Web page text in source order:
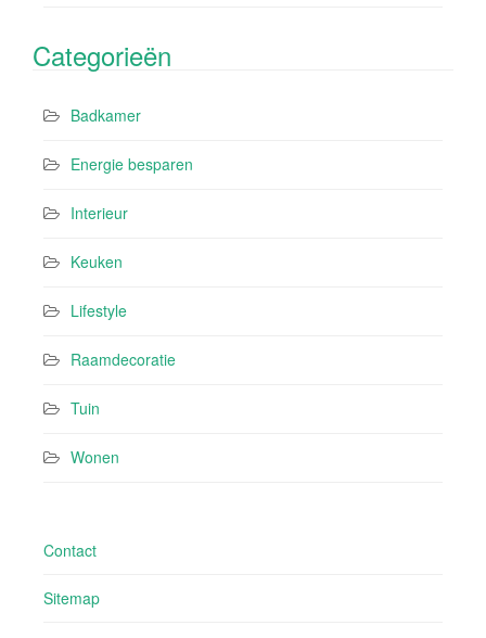
Categorieën
Badkamer
Energie besparen
Interieur
Keuken
Lifestyle
Raamdecoratie
Tuin
Wonen
Contact
Sitemap